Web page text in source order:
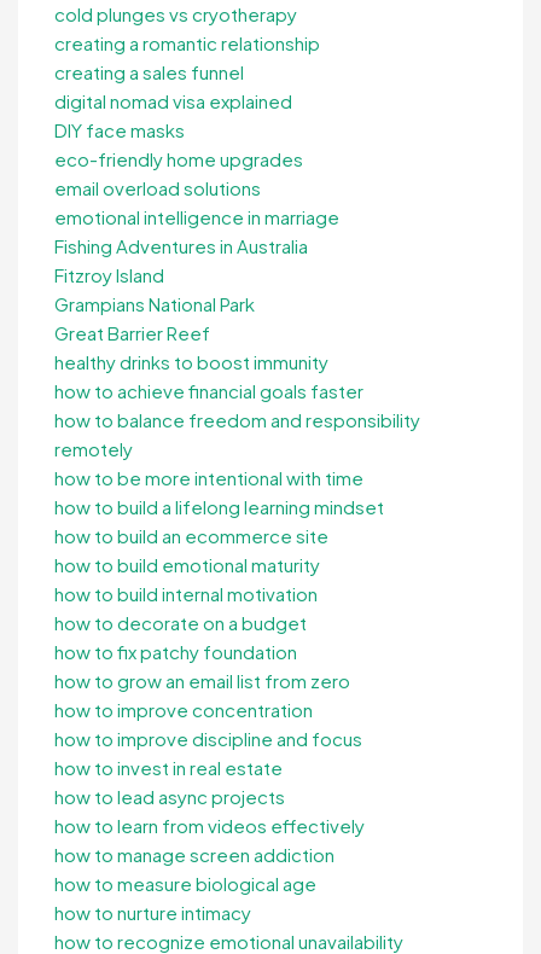
cold plunges vs cryotherapy
creating a romantic relationship
creating a sales funnel
digital nomad visa explained
DIY face masks
eco-friendly home upgrades
email overload solutions
emotional intelligence in marriage
Fishing Adventures in Australia
Fitzroy Island
Grampians National Park
Great Barrier Reef
healthy drinks to boost immunity
how to achieve financial goals faster
how to balance freedom and responsibility
remotely
how to be more intentional with time
how to build a lifelong learning mindset
how to build an ecommerce site
how to build emotional maturity
how to build internal motivation
how to decorate on a budget
how to fix patchy foundation
how to grow an email list from zero
how to improve concentration
how to improve discipline and focus
how to invest in real estate
how to lead async projects
how to learn from videos effectively
how to manage screen addiction
how to measure biological age
how to nurture intimacy
how to recognize emotional unavailability